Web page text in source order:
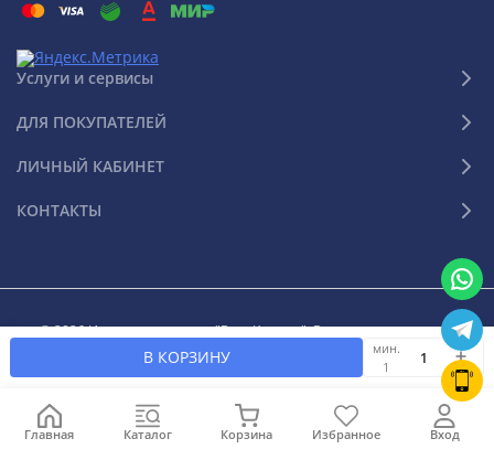
В КОРЗИНУ
мин.
1
Услуги и сервисы
ДЛЯ ПОКУПАТЕЛЕЙ
ЛИЧНЫЙ КАБИНЕТ
КОНТАКТЫ
© 2026 Интернет-магазин "Ваш Климат". Все права защищены
Главная Каталог Корзина Избранное Вход